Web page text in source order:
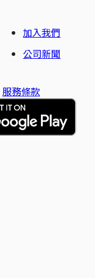
加入我們
公司新聞
服務條款